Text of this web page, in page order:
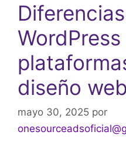
diseño web
mayo 30, 2025 por